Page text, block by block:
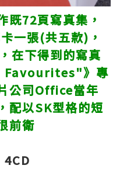
既72頁寫真集，
一張(共五款)，
在下得到的寫真
Favourites"》專
公司Office當年
配以SK型格的短
前衛
4CD